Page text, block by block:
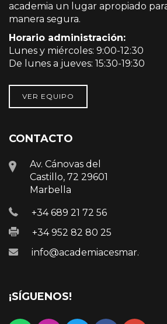
academia un lugar apropiado
manera segura.
Horario administración:
Lunes y miércoles: 9:00-12:30
De lunes a jueves: 15:30-19:30
VER EQUIPO
CONTACTO
Av. Cánovas del
Castillo, 72 29601
Marbella
+34 689 21 72 56
+34 952 82 80 25
info@academiacesmar.com
¡SÍGUENOS!